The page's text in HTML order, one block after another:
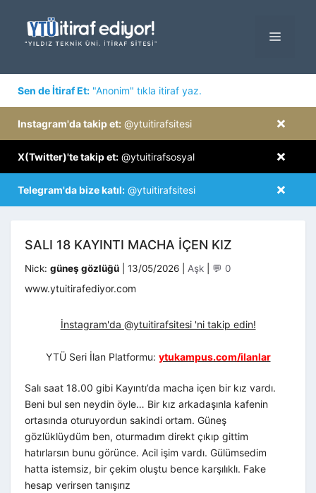
MENÜ
Sen de İtiraf Et: "Anonim" tıkla itiraf yaz.
×
Instagram'da takip et: @ytuitirafsitesi
×
X(Twitter)'te takip et: @ytuitirafsosyal
×
Telegram'da bize katıl: @ytuitirafsitesi
SALI 18 KAYINTI MACHA IÇEN KIZ
Nick: güneş gözlüğü 13/05/2026 Kategoriler
Aşk 💬 0
www.ytuitirafediyor.com
İnstagram'da @ytuitirafsitesi 'ni takip edin!
YTÜ Seri İlan Platformu: ytukampus.com/ilanlar
Salı saat 18.00 gibi Kayıntı’da macha içen bir kız vardı.
Beni bul sen neydin öyle… Bir kız arkadaşınla kafenin
ortasında oturuyordun sakindi ortam. Güneş
gözlüklüydüm ben, oturmadım direkt çıkıp gittim
hatırlarsın bunu görünce. Acil işim vardı. Gülümsedim
hatta istemsiz, bir çekim oluştu bence karşılıklı. Fake
hesap verirsen tanışırız